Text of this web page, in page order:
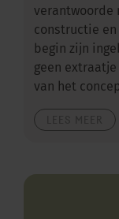
verantwoorde
constructie en
begin zijn
geen
van het